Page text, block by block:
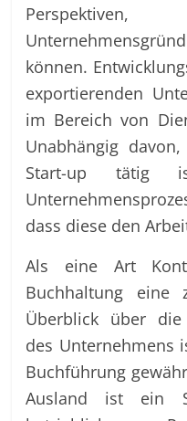
können.
exportierenden
im Bereich von
Unabhängig
Start-up tätig
dass diese den
Als eine Art
Buchhaltung eine
Überblick über die
des Unternehmens
Buchführung
Ausland ist ein